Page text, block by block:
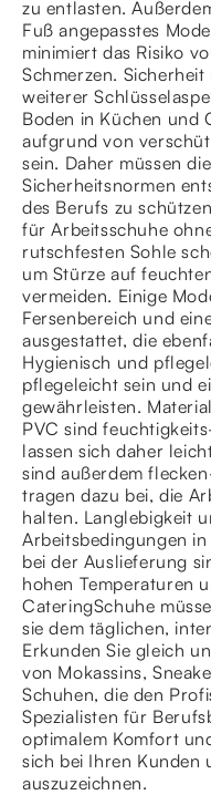
zu entlasten.
Fuß angepasstes
minimiert das Risiko
Schmerzen.
weiterer
Boden in Küchen und
aufgrund von
sein. Daher müssen
Sicherheitsnormen
des Berufs zu
für Arbeitsschuhe
rutschfesten Sohle
um Stürze auf
vermeiden. Einige
Fersenbereich und
ausgestattet, die
Hygienisch und
pflegeleicht sein und
gewährleisten.
PVC sind
lassen sich daher
sind außerdem
tragen dazu bei, die
halten. Langlebigkeit
Arbeitsbedingungen
bei der Auslieferung
hohen Temperaturen
CateringSchuhe
sie dem täglichen,
Erkunden Sie gleich
von Mokassins,
Schuhen, die den
Spezialisten für
optimalem Komfort
sich bei Ihren Kunden
auszuzeichnen.